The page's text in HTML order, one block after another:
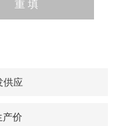
供应
产价